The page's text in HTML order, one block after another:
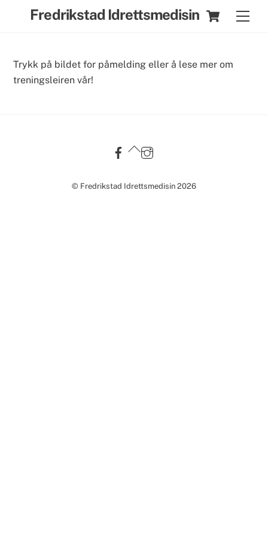
Cart
Fredrikstad Idrettsmedisin
Trykk på bildet for påmelding eller å lese mer om
treningsleiren vår!
Back
To
© Fredrikstad Idrettsmedisin 2026